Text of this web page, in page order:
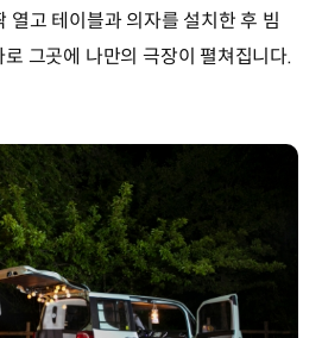
열고 테이블과 의자를 설치한 후 빔
그곳에 나만의 극장이 펼쳐집니다.